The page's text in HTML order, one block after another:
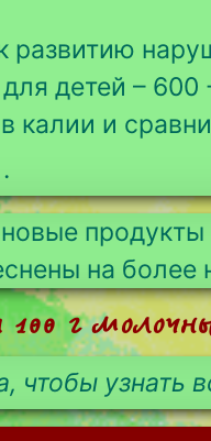
развитию
детей – 600
в калии и
.
новые
на более
г
чтобы узнать